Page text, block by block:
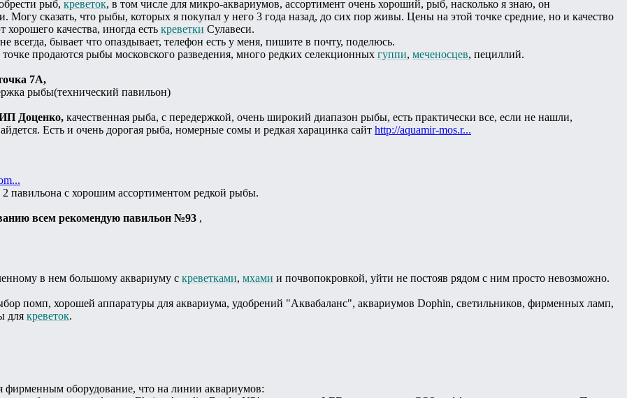
рыб, креветок, в том числе для микро-аквариумов, ассортимент очень хороший, рыб, насколько я знаю, он
Могу сказать, что рыбы, которых я покупал у него 3 года назад, до сих пор живы. Цены на этой точке средние, но и качество
хорошего качества, иногда есть креветки Сулавеси.
всегда, бывает что опаздывает, телефон есть у меня, пишите в почту, поделюсь.
продаются рыбы московского разведения, много редких селекционных гуппи, меченосцев, пециллий.
7А,
рыбы(технический павильон)
Доценко, качественная рыба, с передержкой, очень широкий диапазон рыбы, есть практически все, если не нашли,
Есть и очень дорогая рыба, номерные сомы и редкая харацинка сайт http://aquamir-mos.r...
павильона с хорошим ассортиментом редкой рыбы.
всем рекомендую павильон №93 ,
в нем большому аквариуму с креветками, мхами и почвопокровкой, уйти не постояв рядом с ним просто невозможно.
помп, хорошей аппаратуры для аквариума, удобрений "Аквабаланс", аквариумов Dophin, светильников, фирменных ламп,
для креветок.
оборудование, что на линии аквариумов: